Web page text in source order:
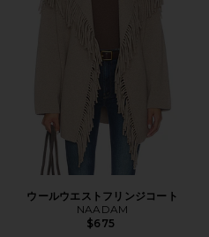
ウールウエストフリンジコート
NAADAM
$675